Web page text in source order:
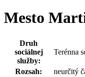
Mesto
Druh
sociálnej
služby:
Terénna
Rozsah:
neurčitý